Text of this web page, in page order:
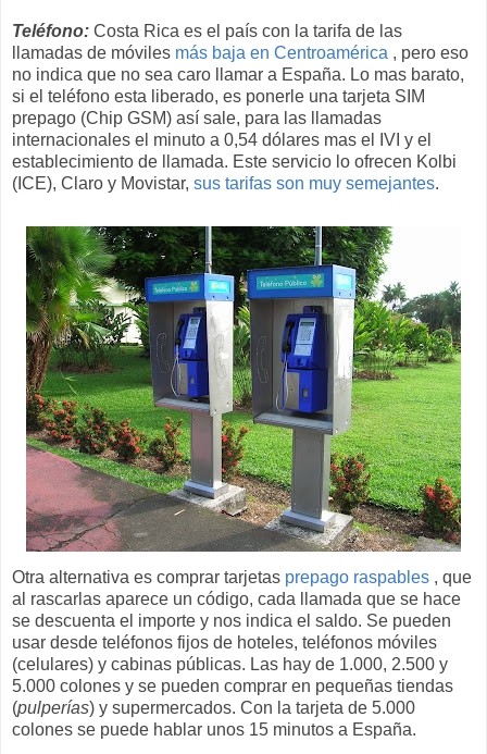
Teléfono: Costa Rica es el país con la tarifa de las
llamadas de móviles más baja en Centroamérica , pero eso
no indica que no sea caro llamar a España. Lo mas barato,
si el teléfono esta liberado, es ponerle una tarjeta SIM
prepago (Chip GSM) así sale, para las llamadas
internacionales el minuto a 0,54 dólares mas el IVI y el
establecimiento de llamada. Este servicio lo ofrecen Kolbi
(ICE), Claro y Movistar, sus tarifas son muy semejantes.
Otra alternativa es comprar tarjetas prepago raspables , que
al rascarlas aparece un código, cada llamada que se hace
se descuenta el importe y nos indica el saldo. Se pueden
usar desde teléfonos fijos de hoteles, teléfonos móviles
(celulares) y cabinas públicas. Las hay de 1.000, 2.500 y
5.000 colones y se pueden comprar en pequeñas tiendas
(pulperías) y supermercados. Con la tarjeta de 5.000
colones se puede hablar unos 15 minutos a España.